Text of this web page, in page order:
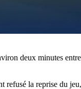
deux minutes
la reprise du